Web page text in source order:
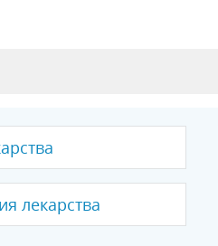
лекарства